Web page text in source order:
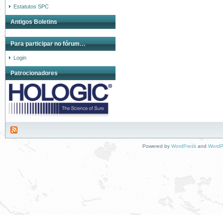
Estatutos SPC
Antigos Boletins
Para participar no fórum…
Login
Patrocionadores
Powered by WordPressand